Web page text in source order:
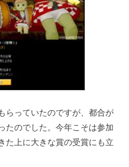
らっていたのですが、都合が
たのでした。今年こそは参加
た上に大きな賞の受賞にも立